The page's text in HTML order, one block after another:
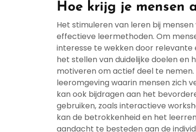
Hoe krijg je mensen
Het stimuleren van leren bij
effectieve leermethoden. Om
interesse te wekken door
het stellen van duidelijke doelen
motiveren om actief deel te
leeromgeving waarin mensen zich
kan ook bijdragen aan het
gebruiken, zoals interactieve
kan de betrokkenheid en het
aandacht te besteden aan de